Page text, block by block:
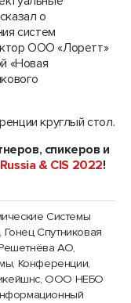
о
систем
ООО «Лоретт»
«Новая
круглый стол.
спикеров и
Russia& CIS 2022!
Системы
, Гонец Спутниковая
АО,
, Конференции,
ООО НЕБО